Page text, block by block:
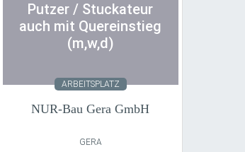
Putzer / Stuckateur
auch mit Quereinstieg
(m,w,d)
ARBEITSPLATZ
NUR-Bau Gera GmbH
GERA
Stundenlohn
Leistungslohn